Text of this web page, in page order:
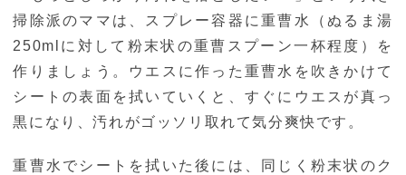
掃除派のママは、スプレー容器に重曹水（ぬるま湯
250mlに対して粉末状の重曹スプーン一杯程度）を
作りましょう。ウエスに作った重曹水を吹きかけて
シートの表面を拭いていくと、すぐにウエスが真っ
黒になり、汚れがゴッソリ取れて気分爽快です。
重曹水でシートを拭いた後には、同じく粉末状のク